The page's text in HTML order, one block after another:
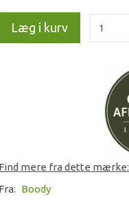
Læg i kurv
Find mere fra dette mærke:
Fra: Boody